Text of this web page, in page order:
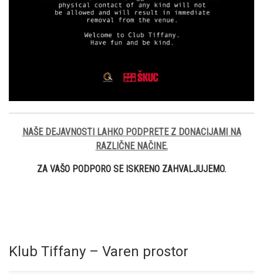
NAŠE DEJAVNOSTI LAHKO PODPRETE Z DONACIJAMI NA
RAZLIČNE NAČINE.
ZA VAŠO PODPORO SE ISKRENO ZAHVALJUJEMO.
Klub Tiffany – Varen prostor